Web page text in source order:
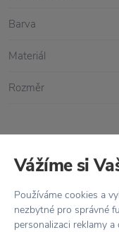
Vrácení zbožído
Barva
Materiál
Rozměr
Vážíme si
Používáme cookies a
nezbytné pro správné
personalizaci reklamy